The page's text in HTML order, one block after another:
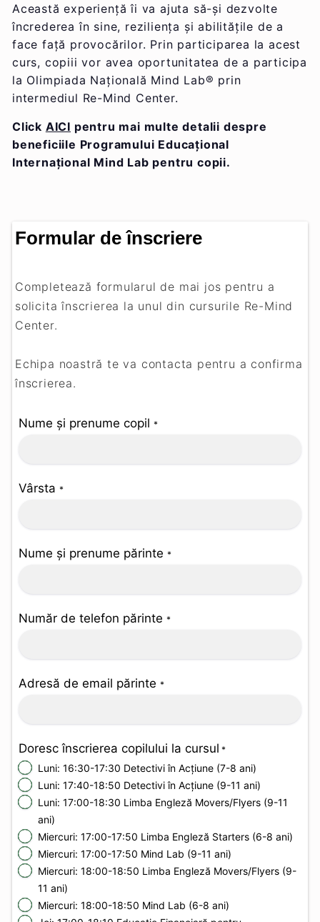
Această experiență îi va ajuta să-și dezvolte
încrederea în sine, reziliența și abilitățile de a
face față provocărilor. Prin participarea la acest
curs, copiii vor avea oportunitatea de a participa
la Olimpiada Națională Mind Lab® prin
intermediul Re-Mind Center.
Click AICI pentru mai multe detalii despre
beneficiile Programului Educațional
Internațional Mind Lab pentru copii.
Formular de înscriere
Completează formularul de mai jos pentru a
solicita înscrierea la unul din cursurile Re-Mind
Center.
Echipa noastră te va contacta pentru a confirma
înscrierea.
Nume și prenume copil *
Vârsta *
Nume și prenume părinte *
Număr de telefon părinte *
Adresă de email părinte *
Doresc înscrierea copilului la cursul *
Luni: 16:30-17:30 Detectivi în Acțiune (7-8 ani)
Luni: 17:40-18:50 Detectivi în Acțiune (9-11 ani)
Luni: 17:00-18:30 Limba Engleză Movers/Flyers (9-11
ani)
Miercuri: 17:00-17:50 Limba Engleză Starters (6-8 ani)
Miercuri: 17:00-17:50 Mind Lab (9-11 ani)
Miercuri: 18:00-18:50 Limba Engleză Movers/Flyers (9-
11 ani)
Miercuri: 18:00-18:50 Mind Lab (6-8 ani)